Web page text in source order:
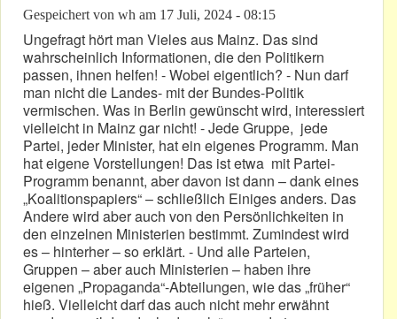
Gespeichert von wh am 17 Juli, 2024 - 08:15
Ungefragt hört man Vieles aus Mainz. Das sind
wahrscheinlich Informationen, die den Politikern
passen, ihnen helfen! - Wobei eigentlich? - Nun darf
man nicht die Landes- mit der Bundes-Politik
vermischen. Was in Berlin gewünscht wird, interessiert
vielleicht in Mainz gar nicht! - Jede Gruppe, jede
Partei, jeder Minister, hat ein eigenes Programm. Man
hat eigene Vorstellungen! Das ist etwa mit Partei-
Programm benannt, aber davon ist dann – dank eines
„Koalitionspapiers“ – schließlich Einiges anders. Das
Andere wird aber auch von den Persönlichkeiten in
den einzelnen Ministerien bestimmt. Zumindest wird
es – hinterher – so erklärt. - Und alle Parteien,
Gruppen – aber auch Ministerien – haben ihre
eigenen „Propaganda“-Abteilungen, wie das „früher“
hieß. Vielleicht darf das auch nicht mehr erwähnt